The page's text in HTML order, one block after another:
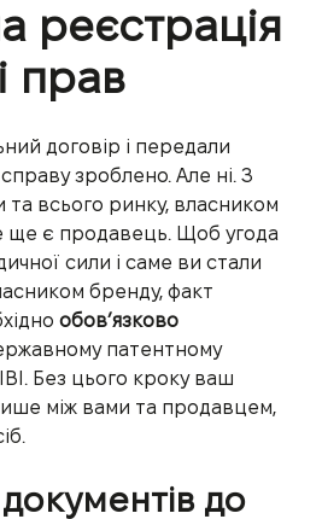
реєстрація
прав
договір і передали
зроблено. Але ні. З
та всього ринку, власником
ще є продавець. Щоб угода
сили і саме ви стали
бренду, факт
обов’язково
патентному
Без цього кроку ваш
між вами та продавцем,
до